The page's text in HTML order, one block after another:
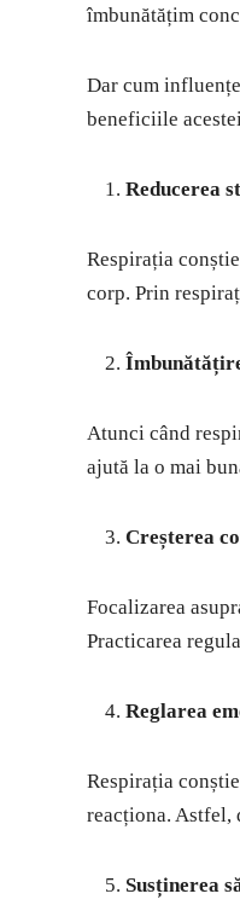
îmbunătățim
Dar cum
beneficiile
Reducerea
Respirația
corp. Prin
Atunci când
ajută la o mai
Creșterea
Focalizarea
Practicarea
Reglarea
Respirația
reacționa.
Susținerea